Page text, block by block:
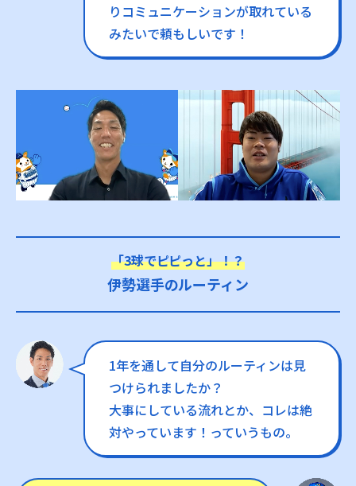
りコミュニケーションが取れている
みたいで頼もしいです！
「3球でピピっと」！？
伊勢選手のルーティン
1年を通して自分のルーティンは見
つけられましたか？
大事にしている流れとか、コレは絶
対やっています！っていうもの。